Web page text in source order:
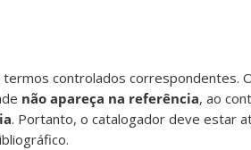
controlados correspondentes.
não apareça na referência, ao
. Portanto, o catalogador deve estar